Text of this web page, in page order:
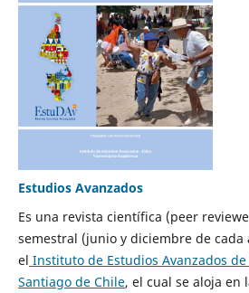
Estudios Avanzados
Es una revista científica (peer
semestral (junio y diciembre de cada
el Instituto de Estudios Avanzados
Santiago de Chile, el cual se aloja en